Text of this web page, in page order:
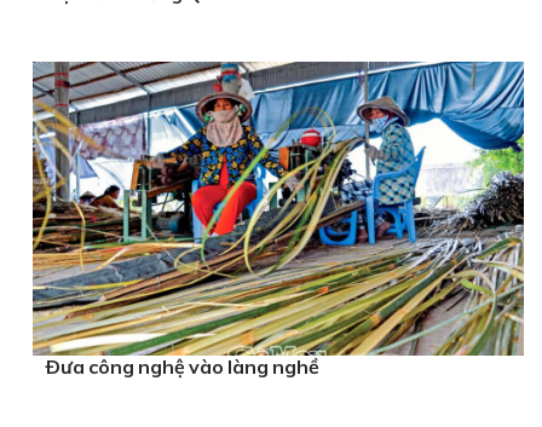
Ðưa công nghệ vào làng nghề